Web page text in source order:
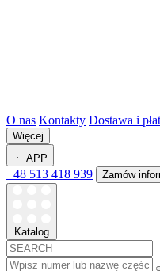
O nas Kontakty Dostawa i
Więcej
APP
+48 513 418 939 Zamów
Katalog